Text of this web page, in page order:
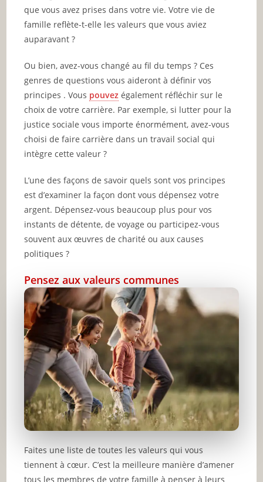
que vous avez prises dans votre vie. Votre vie de
famille reflète-t-elle les valeurs que vous aviez
auparavant ?
Ou bien, avez-vous changé au fil du temps ? Ces
genres de questions vous aideront à définir vos
principes . Vous pouvez également réfléchir sur le
choix de votre carrière. Par exemple, si lutter pour la
justice sociale vous importe énormément, avez-vous
choisi de faire carrière dans un travail social qui
intègre cette valeur ?
L’une des façons de savoir quels sont vos principes
est d’examiner la façon dont vous dépensez votre
argent. Dépensez-vous beaucoup plus pour vos
instants de détente, de voyage ou participez-vous
souvent aux œuvres de charité ou aux causes
politiques ?
Pensez aux valeurs communes
Faites une liste de toutes les valeurs qui vous
tiennent à cœur. C’est la meilleure manière d’amener
tous les membres de votre famille à penser à leurs